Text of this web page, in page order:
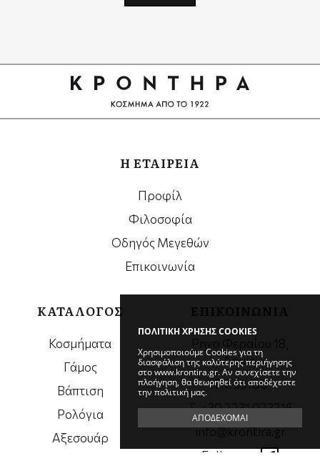
ΠΟΛΙΤΙΚΗ ΧΡΗΣΗΣ COOKIES
Χρησιμοποιούμε Cookies για τη
διασφάλιση της καλύτερης περιήγησης
στο www.krontira.gr. Αν συνεχίσετε την
πλοήγηση, θα θεωρηθεί ότι αποδέχεστε
την πολιτική μας.
ΑΠΟΔΕΧΟΜΑΙ
Η ΕΤΑΙΡΕΙΑ
Προφίλ
Φιλοσοφία
Οδηγός Μεγεθών
Επικοινωνία
ΚΑΤΑΛΟΓΟΣ
Κοσμήματα
Γάμος
Βάπτιση
Ρολόγια
Αξεσουάρ
Λαμία
ΤΚ. 35100
Τ. +30 2231 023216
info@krontira.gr
Follow us